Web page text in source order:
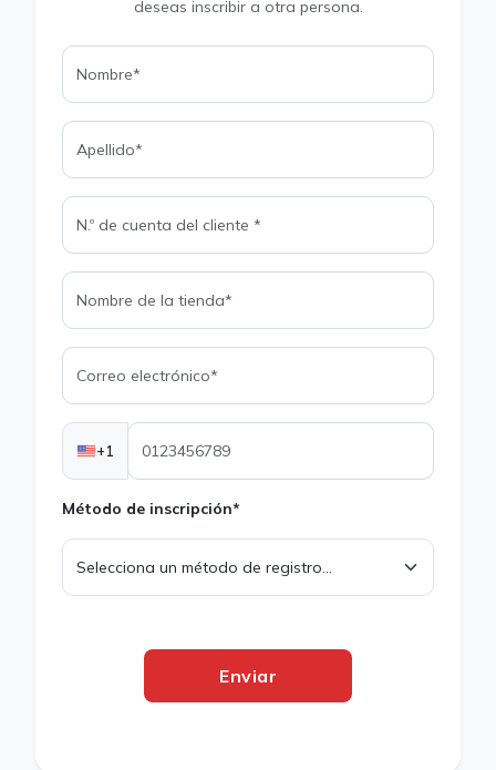
deseas inscribir a otra persona.
+1
Método de inscripción*
Enviar